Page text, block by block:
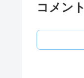
コメント